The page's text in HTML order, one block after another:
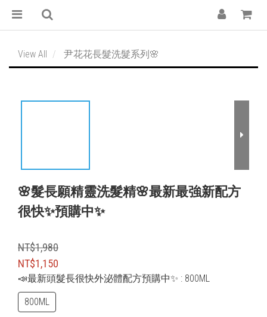
View All 尹花花長髮洗髮系列🌸
🌸髮長願精靈洗髮精🌸最新最強新配方
很快✨預購中✨
NT$1,980
NT$1,150
📣最新頭髮長很快外泌體配方預購中✨ : 800ML
800ML